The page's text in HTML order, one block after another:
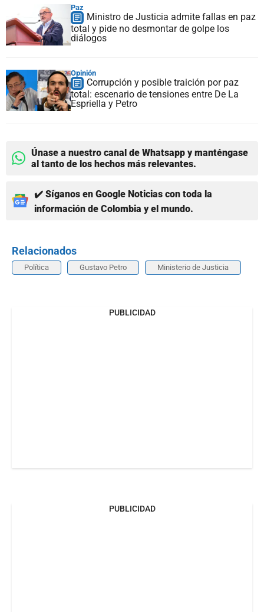
Paz
Ministro de Justicia admite fallas en paz
total y pide no desmontar de golpe los
diálogos
Opinión
Corrupción y posible traición por paz
total: escenario de tensiones entre De La
Espriella y Petro
Únase a nuestro canal de Whatsapp y manténgase
al tanto de los hechos más relevantes.
✔️ Síganos en Google Noticias con toda la
información de Colombia y el mundo.
Relacionados
Política Gustavo Petro Ministerio de Justicia
PUBLICIDAD
PUBLICIDAD